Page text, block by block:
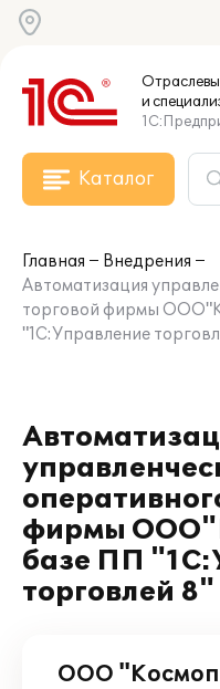
и
Каталог
Главная
Внедрения
Автоматизация
торговой фирмы
"1С:Управление
фирмы
базе ПП
торговлей 8"
ООО